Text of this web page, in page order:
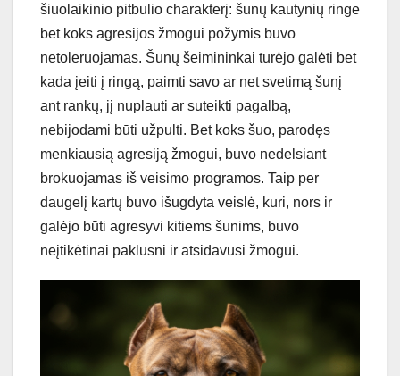
šiuolaikinio pitbulio charakterį: šunų kautynių ringe
bet koks agresijos žmogui požymis buvo
netoleruojamas. Šunų šeimininkai turėjo galėti bet
kada įeiti į ringą, paimti savo ar net svetimą šunį
ant rankų, jį nuplauti ar suteikti pagalbą,
nebijodami būti užpulti. Bet koks šuo, parodęs
menkiausią agresiją žmogui, buvo nedelsiant
brokuojamas iš veisimo programos. Taip per
daugelį kartų buvo išugdyta veislė, kuri, nors ir
galėjo būti agresyvi kitiems šunims, buvo
neįtikėtinai paklusni ir atsidavusi žmogui.